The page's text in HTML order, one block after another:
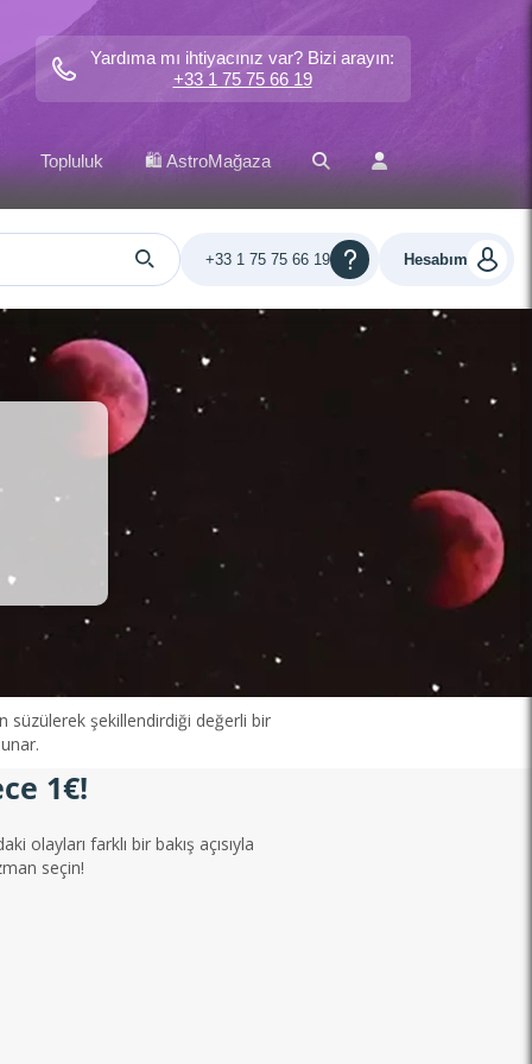
Yardıma mı ihtiyacınız var? Bizi arayın:
+33 1 75 75 66 19
Topluluk 🛍️ AstroMağaza
Hesabım
+33 1 75 75 66 19
süzülerek şekillendirdiği değerli bir
1€!
olayları farklı bir bakış açısıyla
seçin!